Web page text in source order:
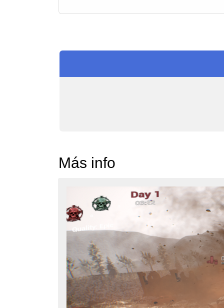
Más info